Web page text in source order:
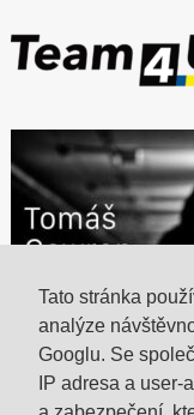
Tato stránka
analýze
Googlu. Se
IP adresa a